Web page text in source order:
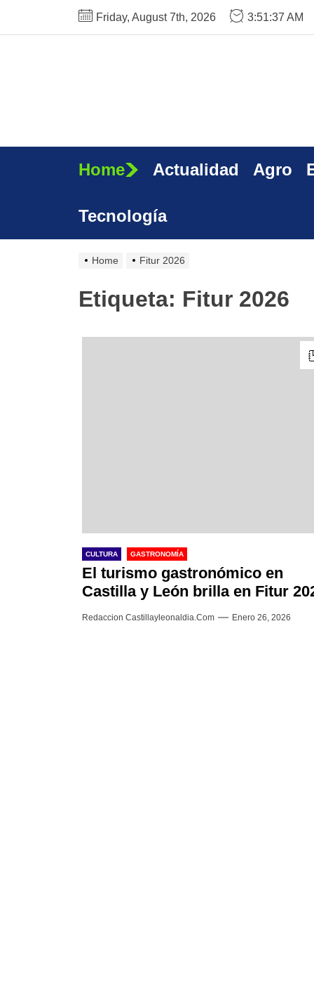
Friday, August 7th, 2026 3:51:38 AM
Home Actualidad Agro
Tecnología
Home Fitur 2026
Etiqueta: Fitur 2026
CULTURA GASTRONOMÍA
El turismo gastronómico en
Castilla y León brilla en Fitur
Redaccion Castillayleonaldia.com Enero 26, 2026